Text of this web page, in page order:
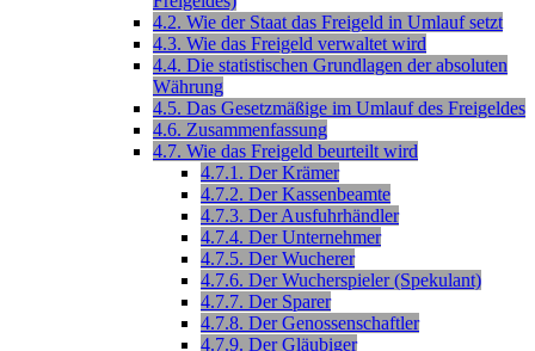
4.2. Wie der Staat das Freigeld in Umlauf setzt
4.3. Wie das Freigeld verwaltet wird
4.4. Die statistischen Grundlagen der absoluten
Währung
4.5. Das Gesetzmäßige im Umlauf des Freigeldes
4.6. Zusammenfassung
4.7. Wie das Freigeld beurteilt wird
4.7.1. Der Krämer
4.7.2. Der Kassenbeamte
4.7.3. Der Ausfuhrhändler
4.7.4. Der Unternehmer
4.7.5. Der Wucherer
4.7.6. Der Wucherspieler (Spekulant)
4.7.7. Der Sparer
4.7.8. Der Genossenschaftler
4.7.9. Der Gläubiger